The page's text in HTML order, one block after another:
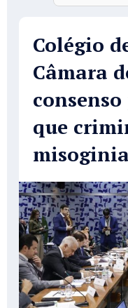
Colégio
Câmara
que
misoginia